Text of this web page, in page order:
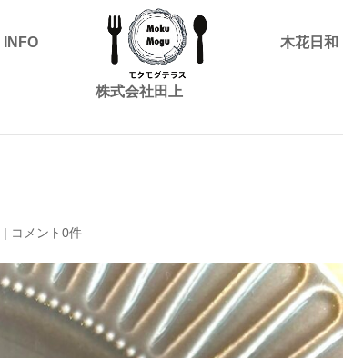
INFO 木花日和
株式会社田上
| コメント0件